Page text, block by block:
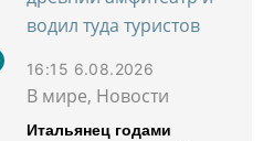
16:15 6.08.2026
В мире, Новости
Итальянец годами